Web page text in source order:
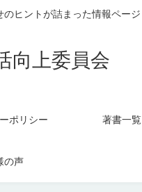
ヒントが詰まった情報ページ
向上委員会
ポリシー 著書一覧
の声